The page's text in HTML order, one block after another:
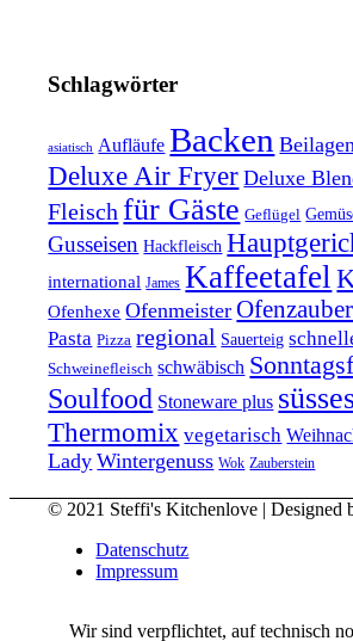
Schlagwörter
asiatisch Aufläufe Backen Beilagen
Deluxe Air Fryer Deluxe
Fleisch für Gäste Geflügel
Gusseisen Hackfleisch
international James Kaffeetafel
Ofenhexe Ofenmeister
Pasta Pizza regional Sauerteig
Schweinefleisch schwäbisch
Soulfood Stoneware plus
Thermomix vegetarisch
Lady Wintergenuss Wok Zauberstein
© 2021 Steffi's Kitchenlove | Designed
Datenschutz
Impressum
Wir sind verpflichtet, auf technisch